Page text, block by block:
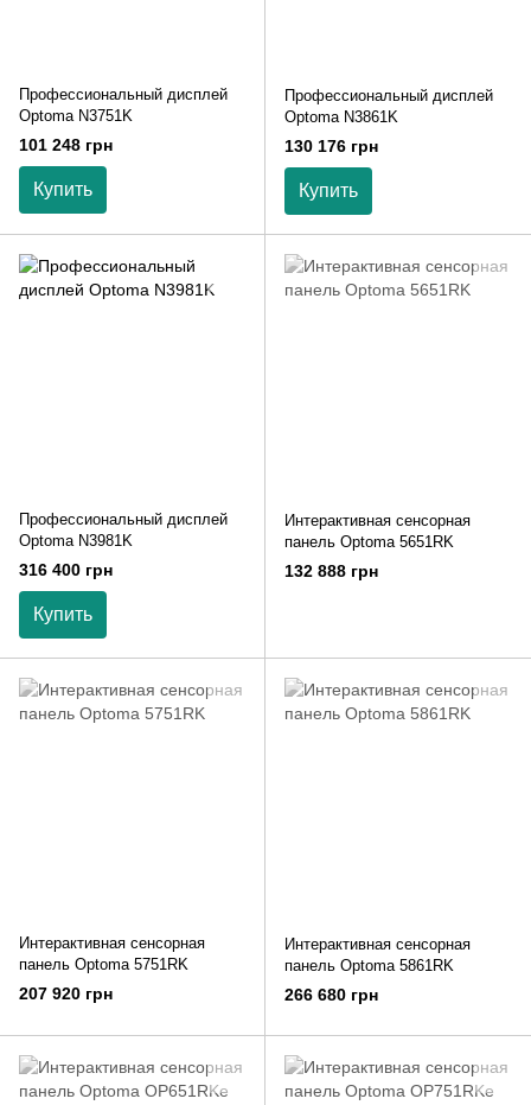
Профессиональный дисплей
Optoma N3751K
101 248 грн
Купить
Профессиональный дисплей
Optoma N3861K
130 176 грн
Купить
Профессиональный дисплей
Optoma N3981K
316 400 грн
Купить
Интерактивная сенсорная
панель Optoma 5651RK
132 888 грн
Интерактивная сенсорная
панель Optoma 5751RK
207 920 грн
Интерактивная сенсорная
панель Optoma 5861RK
266 680 грн